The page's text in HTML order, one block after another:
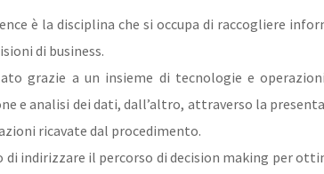
è la disciplina che si occupa di raccogliere
di business.
grazie a un insieme di tecnologie e
e analisi dei dati, dall’altro, attraverso la
ricavate dal procedimento.
di indirizzare il percorso di decision making per